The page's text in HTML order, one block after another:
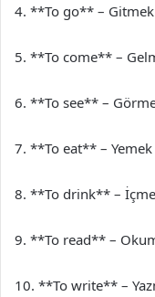
4. **To go** – Gitmek
5. **To come** –
6. **To see** –
7. **To eat** – Yemek
8. **To drink** –
9. **To read** –
10. **To write** –